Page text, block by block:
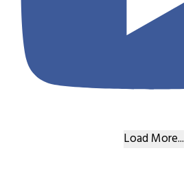
Load More...